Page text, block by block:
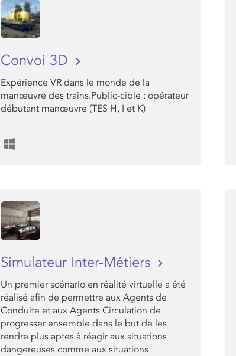
Convoi 3D
Expérience VR dans le monde de la
manœuvre des trains.Public-cible : opérateur
débutant manœuvre (TES H, I et K)
Simulateur Inter-Métiers
Un premier scénario en réalité virtuelle a été
réalisé afin de permettre aux Agents de
Conduite et aux Agents Circulation de
progresser ensemble dans le but de les
rendre plus aptes à réagir aux situations
dangereuses comme aux situations